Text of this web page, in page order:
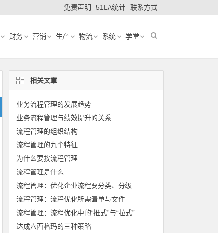
免责声明 51LA统计 联系方式
财务 营销 生产 物流 系统 学堂
相关文章
业务流程管理的发展趋势
业务流程管理与绩效提升的关系
流程管理的组织结构
流程管理的九个特征
为什么要按流程管理
流程管理是什么
流程管理：优化企业流程要分类、分级
流程管理：流程优化所需清单与文件
流程管理：流程优化中的“推式”与“拉式”
达成六西格玛的三种策略